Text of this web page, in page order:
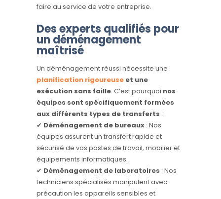
faire au service de votre entreprise.
Des experts qualifiés pour
un déménagement
maîtrisé
Un déménagement réussi nécessite une
planification rigoureuse et une
exécution sans faille. C’est pourquoi nos
équipes sont spécifiquement formées
aux différents types de transferts :
✔ Déménagement de bureaux : Nos
équipes assurent un transfert rapide et
sécurisé de vos postes de travail, mobilier et
équipements informatiques.
✔ Déménagement de laboratoires : Nos
techniciens spécialisés manipulent avec
précaution les appareils sensibles et